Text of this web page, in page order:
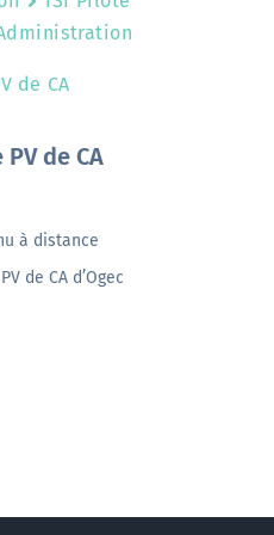
de CA
de CA
à distance
de CA d’Ogec